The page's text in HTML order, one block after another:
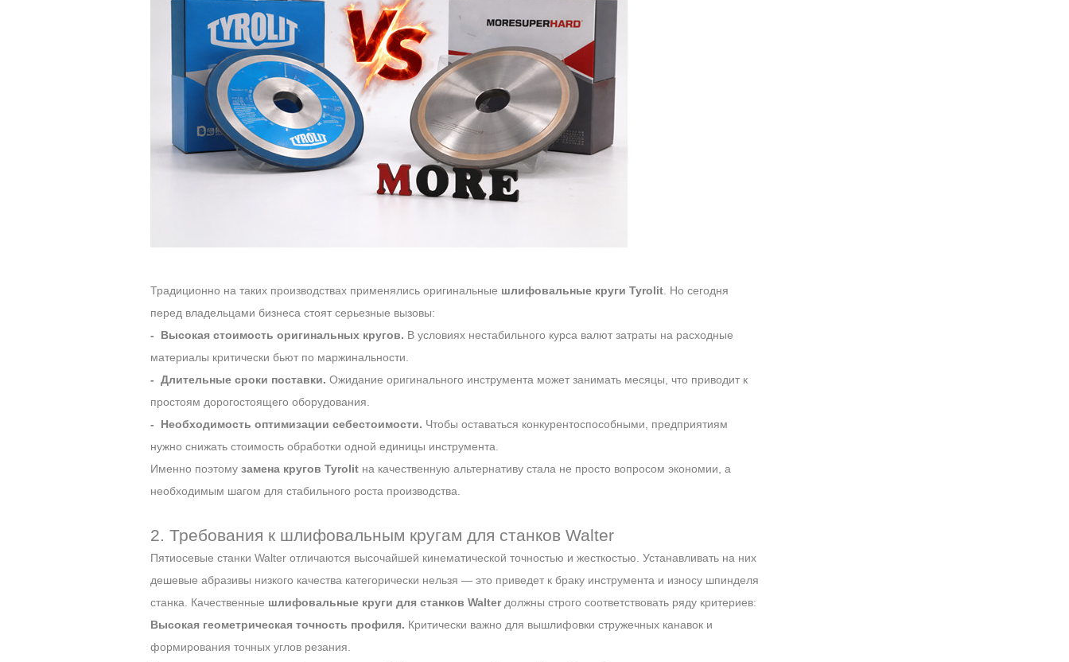
Традиционно на таких производствах применялись оригинальные шлифовальные круги Tyrolit. Но сегодня
перед владельцами бизнеса стоят серьезные вызовы:
- Высокая стоимость оригинальных кругов. В условиях нестабильного курса валют затраты на расходные
материалы критически бьют по маржинальности.
- Длительные сроки поставки. Ожидание оригинального инструмента может занимать месяцы, что приводит к
простоям дорогостоящего оборудования.
- Необходимость оптимизации себестоимости. Чтобы оставаться конкурентоспособными, предприятиям
нужно снижать стоимость обработки одной единицы инструмента.
Именно поэтому замена кругов Tyrolitна качественную альтернативу стала не просто вопросом экономии, а
необходимым шагом для стабильного роста производства.
2. Требования к шлифовальным кругам для станков Walter
Пятиосевые станки Walter отличаются высочайшей кинематической точностью и жесткостью. Устанавливать на них
дешевые абразивы низкого качества категорически нельзя — это приведет к браку инструмента и износу шпинделя
станка. Качественные шлифовальные круги для станков Walterдолжны строго соответствовать ряду критериев:
Высокая геометрическая точность профиля. Критически важно для вышлифовки стружечных канавок и
формирования точных углов резания.